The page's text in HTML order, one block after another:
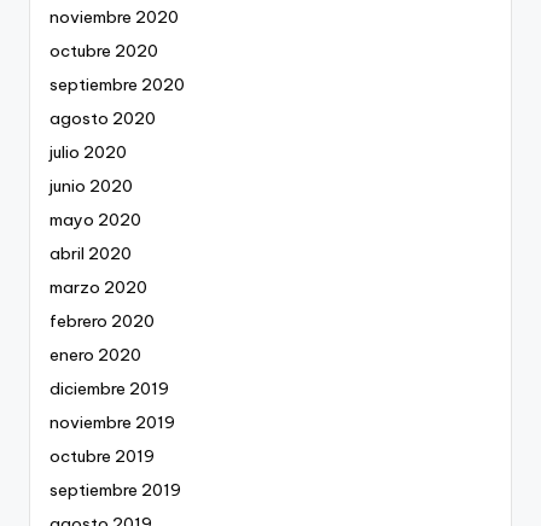
noviembre 2020
octubre 2020
septiembre 2020
agosto 2020
julio 2020
junio 2020
mayo 2020
abril 2020
marzo 2020
febrero 2020
enero 2020
diciembre 2019
noviembre 2019
octubre 2019
septiembre 2019